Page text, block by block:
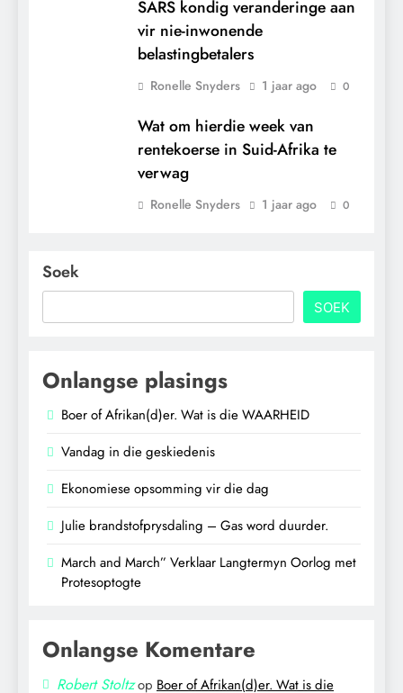
SARS kondig veranderinge aan
vir nie-inwonende
belastingbetalers
Ronelle Snyders 1 jaar ago 0
Wat om hierdie week van
rentekoerse in Suid-Afrika te
verwag
Ronelle Snyders 1 jaar ago 0
Soek
SOEK
Onlangse plasings
Boer of Afrikan(d)er. Wat is die WAARHEID
Vandag in die geskiedenis
Ekonomiese opsomming vir die dag
Julie brandstofprysdaling – Gas word duurder.
March and March” Verklaar Langtermyn Oorlog met
Protesoptogte
Onlangse Komentare
Robert Stoltzop Boer of Afrikan(d)er. Wat is die